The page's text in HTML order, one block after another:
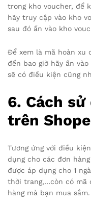
trong kho voucher, để
hãy truy cập vào kho
sau đó ấn vào kho
Để xem là mã hoàn xu
đến bao giờ hãy ấn
sẽ có điều kiện cũng
6. Cách
trên
Tương ứng với điều
dụng cho các đơn
được áp dụng cho 1
thời trang,…còn có mã
hàng mà bạn mua sắm.